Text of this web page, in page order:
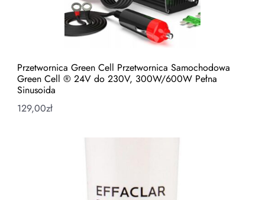
Przetwornica Green Cell Przetwornica Samochodowa
Green Cell ® 24V do 230V, 300W/600W Pełna
Sinusoida
129,00zł